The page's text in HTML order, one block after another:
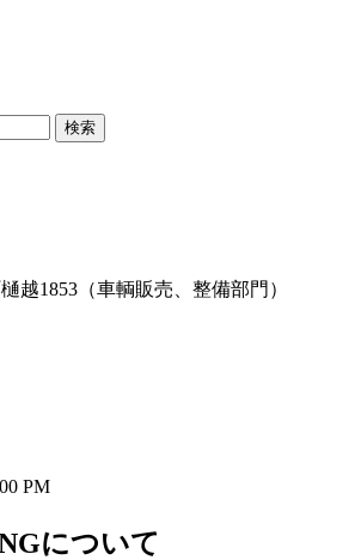
越1853（車輌販売、整備部門）
PM
について